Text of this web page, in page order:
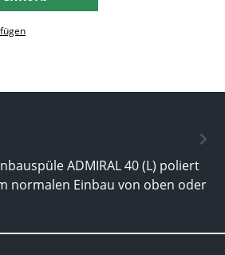
ADMIRAL 40 (L) poliert
normalen Einbau von oben oder